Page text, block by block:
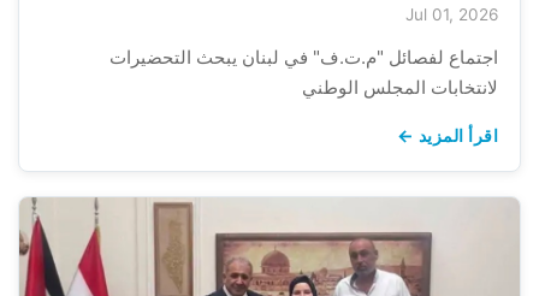
Jul 01, 2026
اجتماع لفصائل "م.ت.ف" في لبنان يبحث التحضيرات
لانتخابات المجلس الوطني
اقرأ المزيد ←